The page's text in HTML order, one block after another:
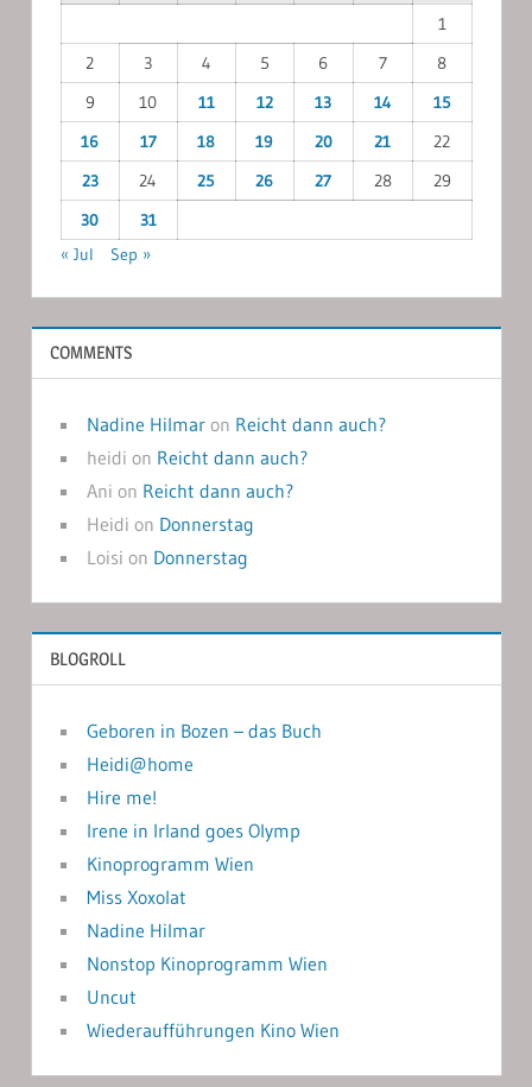
1
2
3 4 5 6 7
8
9
10 11 12 13 14
15
16
17 18 19 20 21
22
23
24 25 26 27 28
29
30
31
« Jul
Sep »
COMMENTS
Nadine Hilmaron Reicht dann auch?
heidi on Reicht dann auch?
Ani on Reicht dann auch?
Heidi on Donnerstag
Loisi on Donnerstag
BLOGROLL
Geboren in Bozen – das Buch
Heidi@home
Hire me!
Irene in Irland goes Olymp
Kinoprogramm Wien
Miss Xoxolat
Nadine Hilmar
Nonstop Kinoprogramm Wien
Uncut
Wiederaufführungen Kino Wien